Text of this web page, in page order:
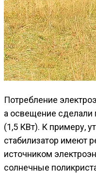
Потребление
а освещение
(1,5 КВт). К примеру,
стабилизатор имеют
источником
солнечные